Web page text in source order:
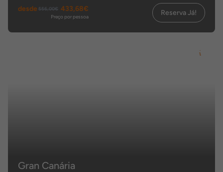
desde 556,00€ 433,68€
Preço por pessoa Reserva Já!
Gran Canária